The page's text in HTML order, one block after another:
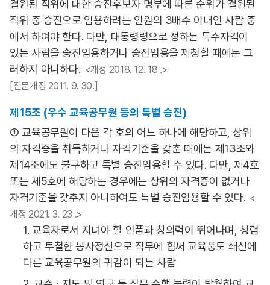
결원된 직위에 대한 승진후보자 명부에 따른 순위가 결원된
직위 중 승진으로 임용하려는 인원의 3배수 이내인 사람 중
에서 하여야 한다. 다만, 대통령령으로 정하는 특수자격이
있는 사람을 승진임용하거나 승진임용을 제청할 때에는 그
러하지 아니하다. <개정 2018. 12. 18 .>
[전문개정 2011. 9. 30.]
제15조 (우수 교육공무원 등의 특별 승진)
① 교육공무원이 다음 각 호의 어느 하나에 해당하고, 상위
의 자격증을 취득하거나 자격기준을 갖춘 때에는 제13조와
제14조에도 불구하고 특별 승진임용할 수 있다. 다만, 제4호
또는 제5호에 해당하는 경우에는 상위의 자격증이 없거나
자격기준을 갖추지 아니하여도 특별 승진임용할 수 있다. <
개정 2021. 3. 23 .>
1. 교육자로서 지녀야 할 인품과 창의력이 뛰어나며, 청렴
하고 투철한 봉사정신으로 직무에 힘써 교육풍토 쇄신에
다른 교육공무원의 귀감이 되는 사람